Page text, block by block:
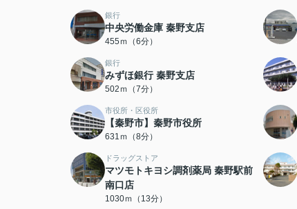
銀行
中央労働金庫 秦野支店
455ｍ（6分）
銀行
みずほ銀行 秦野支店
502ｍ（7分）
市役所・区役所
【秦野市】秦野市役所
631ｍ（8分）
ドラッグストア
マツモトキヨシ調剤薬局 秦野駅前
南口店
1030ｍ（13分）